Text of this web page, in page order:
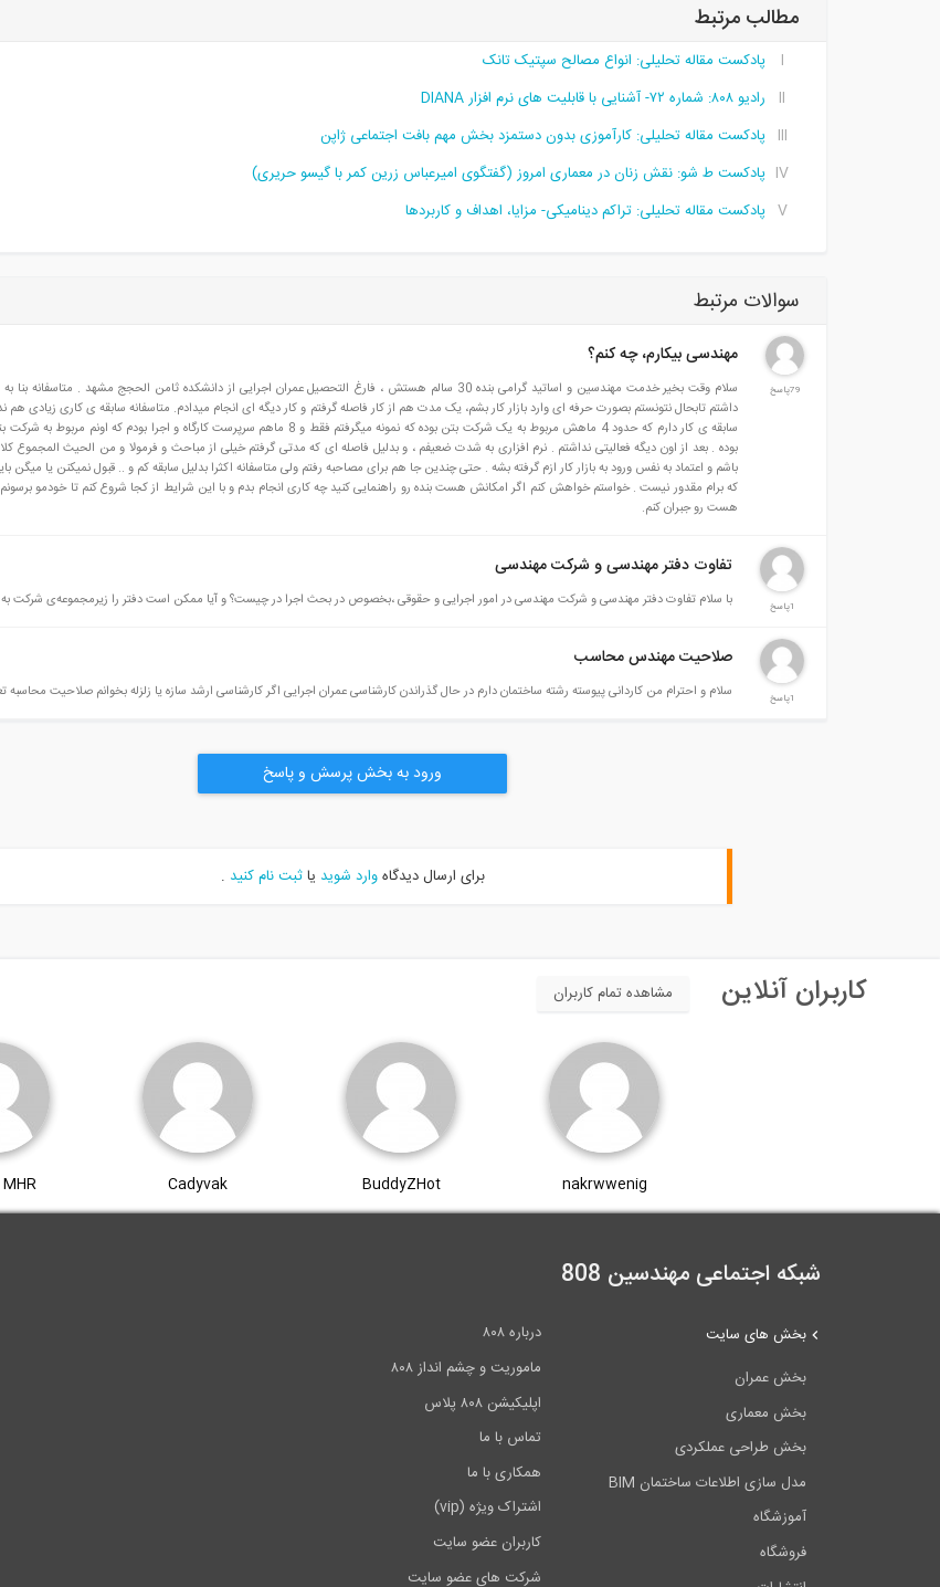
مطالب مرتبط
پادکست مقاله تحلیلی: انواع مصالح سپتیک تانک
رادیو ۸۰۸: شماره ۷۲- آشنایی با قابلیت های نرم افزار DIANA
پادکست مقاله تحلیلی:‌ کارآموزی بدون دستمزد بخش مهم بافت اجتماعی ژاپن
پادکست ط شو: نقش زنان در معماری امروز (گفتگوی امیرعباس زرین کمر با گیسو حریری)
پادکست مقاله تحلیلی: تراکم دینامیکی- مزایا، اهداف و کاربردها
سوالات مرتبط
79پاسخ
مهندسی بیکارم، چه کنم؟
سلام وقت بخیر خدمت مهندسین و اساتید گرامی بنده 30 سالم هستش ، فارغ التحصیل عمران اجرایی از دانشکده ثامن الحجج مشهد .
داشتم تابحال نتونستم بصورت حرفه ای وارد بازار کار بشم، یک مدت هم از کار فاصله گرفتم و کار دیگه ای انجام میدادم. متاسفانه سابقه ی کاری زیادی هم
سابقه ی کار دارم که حدود 4 ماهش مربوط به یک شرکت بتن بوده که نمونه میگرفتم فقط و 8 ماهم سرپرست کارگاه و اجرا
بوده . بعد از اون دیگه فعالیتی نداشتم . نرم افزاری به شدت ضعیفم ، و بدلیل فاصله ای که مدتی گرفتم خیلی از مباحث و فرمولا و من الحیث المجموع
باشم و اعتماد به نفس ورود به بازار کار ازم گرفته بشه . حتی چندین جا هم برای مصاحبه رفتم ولی متاسفانه اکثرا بدلیل سابقه کم و .. قبول نمیکنن یا میگن
که برام مقدور نیست . خواستم خواهش کنم اگر امکانش هست بنده رو راهنمایی کنید چه کاری انجام بدم و با این شرایط از کجا شروع کنم تا خودمو
هست رو جبران کنم.
1پاسخ
تفاوت دفتر مهندسی و شرکت مهندسی
با سلام تفاوت دفتر مهندسی و شرکت مهندسی در امور اجرایی و حقوقی ،بخصوص در بحث اجرا در چیست؟ و آیا ممکن است دفتر را زیرمجموعه‌ی شرکت
1پاسخ
صلاحیت مهندس محاسب
سلام و احترام من کاردانی پیوسته رشته ساختمان دارم در حال گذراندن کارشناسی عمران اجرایی اگر کارشناسی ارشد سازه یا زلزله بخوانم صلاحیت
ورود به بخش پرسش و پاسخ
برای ارسال دیدگاهوارد شوید یاثبت نام کنید .
کاربران آنلاین مشاهده تمام کاربران
nakrwwenig
BuddyZHot
Cadyvak
شبکه اجتماعی مهندسین 808
درباره ۸۰۸
ماموریت و چشم انداز ۸۰۸
اپلیکیشن ۸۰۸ پلاس
تماس با ما
همکاری با ما
اشتراک ویژه (vip)
کاربران عضو سایت
شرکت های عضو سایت
بخش های سایت
بخش عمران
بخش معماری
بخش طراحی عملکردی
مدل سازی اطلاعات ساختمان BIM
آموزشگاه
فروشگاه